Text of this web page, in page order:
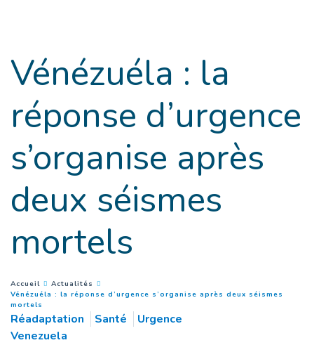
Vénézuéla : la
réponse d’urgence
s’organise après
deux séismes
mortels
You are here :
Accueil
Actualités
Vénézuéla : la réponse d’urgence s’organise après deux séismes
mortels
Réadaptation Santé
Urgence
Venezuela